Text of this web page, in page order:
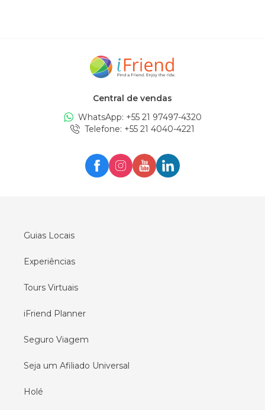
Central de vendas
WhatsApp: +55 21 97497-4320
Telefone: +55 21 4040-4221
Guias Locais
Experiências
Tours Virtuais
iFriend Planner
Seguro Viagem
Seja um Afiliado Universal
Holé